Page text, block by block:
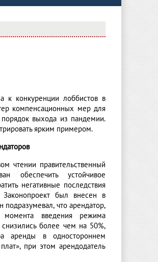
к конкуренции лоббистов в
компенсационных мер для
выхода из пандемии.
ярким примером.
чтении правительственный
обеспечить устойчивое
негативные последствия
Законопроект был внесен в
подразумевал, что арендатор,
введения режима
более чем на 50%,
аренды в одностороннем
при этом арендодатель